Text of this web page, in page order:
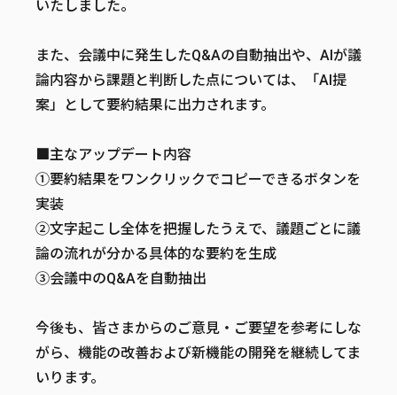
いたしました。
また、会議中に発生したQ&Aの自動抽出や、AIが議
論内容から課題と判断した点については、「AI提
案」として要約結果に出力されます。
■主なアップデート内容
①要約結果をワンクリックでコピーできるボタンを
実装
②文字起こし全体を把握したうえで、議題ごとに議
論の流れが分かる具体的な要約を生成
③会議中のQ&Aを自動抽出
今後も、皆さまからのご意見・ご要望を参考にしな
がら、機能の改善および新機能の開発を継続してま
いります。